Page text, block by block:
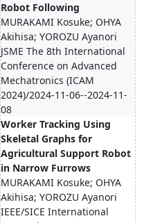
Robot Following
MURAKAMI Kosuke; OHYA
Akihisa; YOROZU Ayanori
JSME The 8th International
Conference on Advanced
Mechatronics (ICAM
2024)/2024-11-06--2024-11-
08
Worker Tracking Using
Skeletal Graphs for
Agricultural Support Robot
in Narrow Furrows
MURAKAMI Kosuke; OHYA
Akihisa; YOROZU Ayanori
IEEE/SICE International